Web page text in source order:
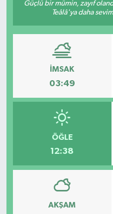
Güçlü bir mümin, zayıf
Teâlâ'ya daha
İMSAK
03:49
ÖĞLE
12:38
AKŞAM